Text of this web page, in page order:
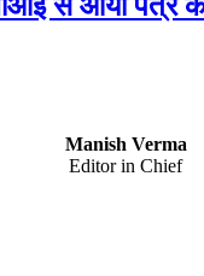
Manish Verma
Editor in Chief